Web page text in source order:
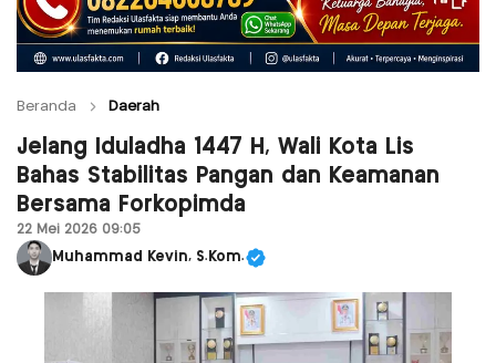
Beranda Daerah
Jelang Iduladha 1447 H, Wali Kota Lis
Bahas Stabilitas Pangan dan Keamanan
Bersama Forkopimda
22 Mei 2026 09:05
Muhammad Kevin, S.Kom.